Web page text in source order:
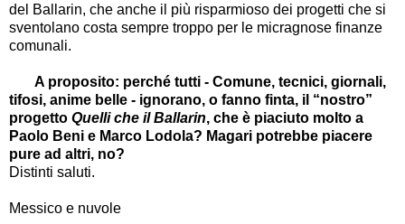
del Ballarin, che anche il più risparmioso dei progetti che si
sventolano costa sempre troppo per le micragnose finanze
comunali.
A proposito: perché tutti - Comune, tecnici, giornali,
tifosi, anime belle - ignorano, o fanno finta, il “nostro”
progetto Quelli che il Ballarin, che è piaciuto molto a
Paolo Beni e Marco Lodola? Magari potrebbe piacere
pure ad altri, no?
Distinti saluti.
Messico e nuvole